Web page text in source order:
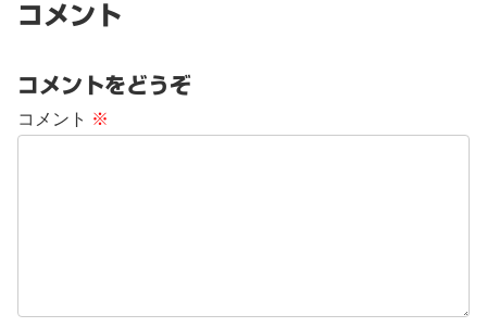
コメント
コメントをどうぞ
コメント ※